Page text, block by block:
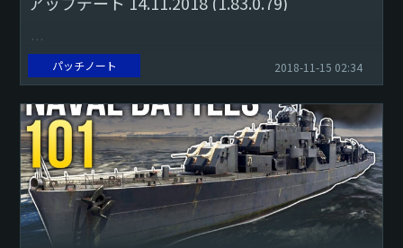
誤った解像度が適応されていたMacOS 10.14の不具合を修正
しました。
このチェンジログでは、今回のアップデートで行われたゲー
ム内の主な変更...
パッチノート 2018-11-15 02:34